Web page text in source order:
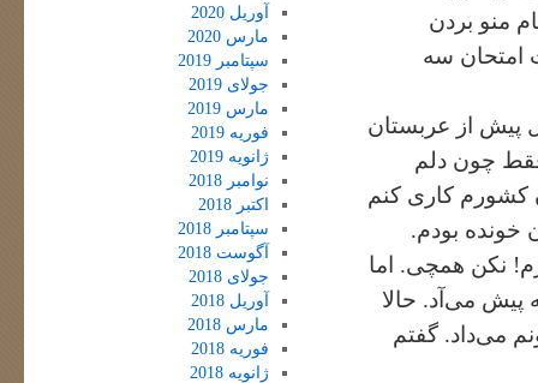
منو بردن
امتحان سه
پیش از عربستان
چون دلم
کشورم کاری کنم
خونده بودم.
نکن همچی. اما
پیش می‌آد. حالا
می‌داد. گفتم
آوریل 2020
مارس 2020
سپتامبر 2019
جولای 2019
مارس 2019
فوریه 2019
ژانویه 2019
نوامبر 2018
اکتبر 2018
سپتامبر 2018
آگوست 2018
جولای 2018
آوریل 2018
مارس 2018
فوریه 2018
ژانویه 2018